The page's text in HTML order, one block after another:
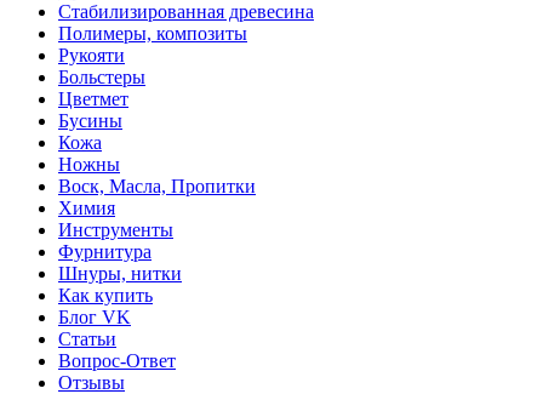
Стабилизированная древесина
Полимеры, композиты
Рукояти
Больстеры
Цветмет
Бусины
Кожа
Ножны
Воск, Масла, Пропитки
Химия
Инструменты
Фурнитура
Шнуры, нитки
Как купить
Блог VK
Статьи
Вопрос-Ответ
Отзывы